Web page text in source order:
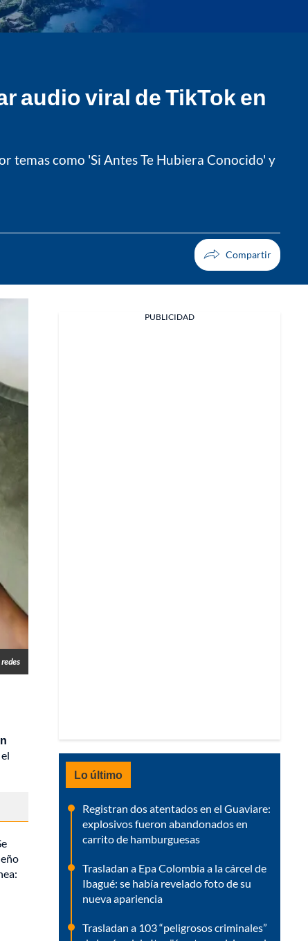
audio viral de TikTok en
temas como 'Si Antes Te Hubiera Conocido' y
redes
PUBLICIDAD
Lo último
Registran dos atentados en el Guaviare:
explosivos fueron abandonados en
carrito de hamburguesas
Trasladan a Epa Colombia a la cárcel de
Ibagué: se había revelado foto de su
nueva apariencia
Trasladan a 103 “peligrosos criminales”